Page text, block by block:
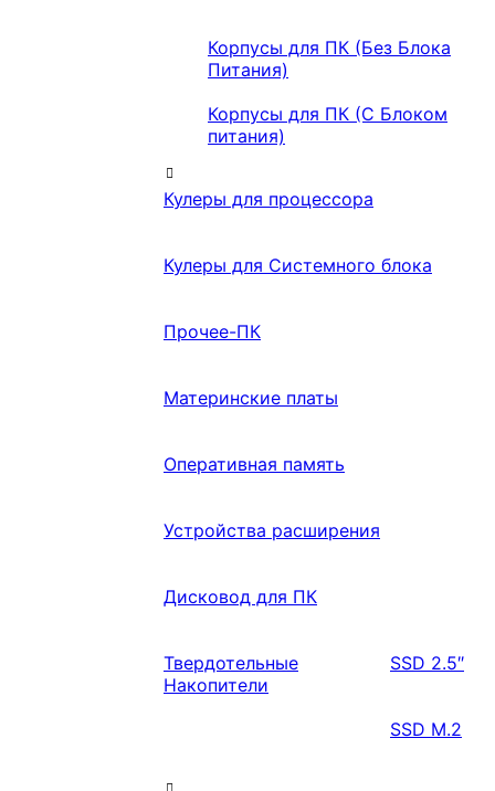
Корпусы для ПК (Без Блока
Питания)
Корпусы для ПК (С Блоком
питания)
Кулеры для процессора
Кулеры для Системного блока
Прочее-ПК
Материнские платы
Оперативная память
Устройства расширения
Дисковод для ПК
Твердотельные
Накопители
SSD 2.5″
SSD M.2